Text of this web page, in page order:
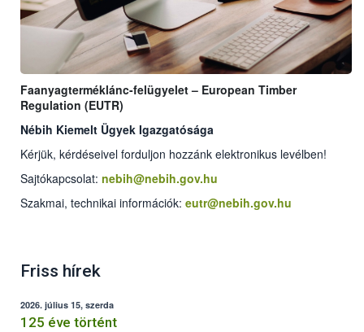
Faanyagterméklánc-felügyelet – European Timber
Regulation (EUTR)
Nébih Kiemelt Ügyek Igazgatósága
Kérjük, kérdéseivel forduljon hozzánk elektronikus levélben!
Sajtókapcsolat: nebih@nebih.gov.hu
Szakmai, technikai információk: eutr@nebih.gov.hu
Friss hírek
2026. július 15, szerda
125 éve történt